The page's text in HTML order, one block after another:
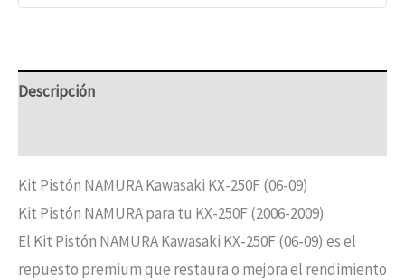
Descripción
Kit Pistón NAMURA Kawasaki KX-250F (06-09)
Kit Pistón NAMURA para tu KX-250F (2006-2009)
El Kit Pistón NAMURA Kawasaki KX-250F (06-09) es el
repuesto premium que restaura o mejora el rendimiento